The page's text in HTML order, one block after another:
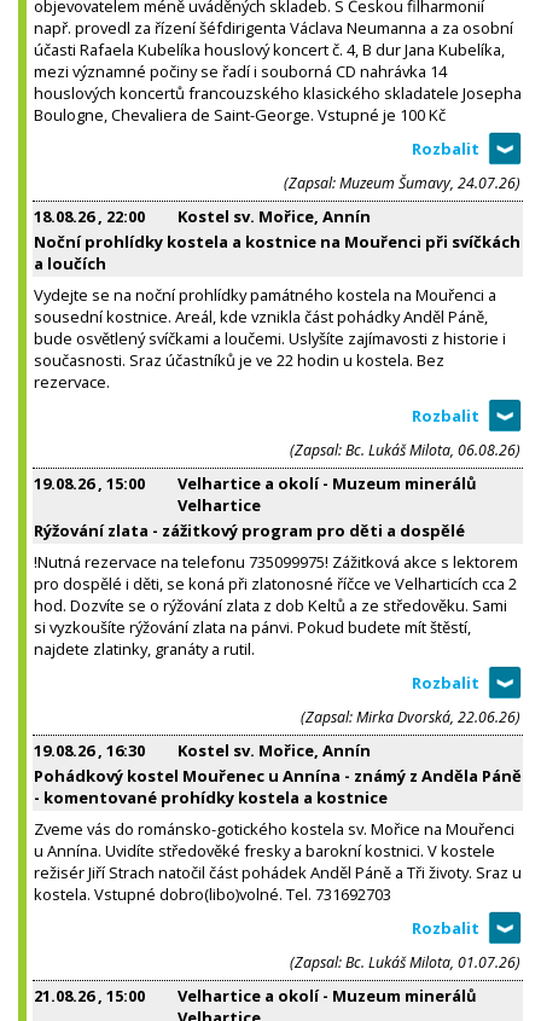
objevovatelem méně uváděných skladeb. S Českou filharmonií
např. provedl za řízení šéfdirigenta Václava Neumanna a za osobní
účasti Rafaela Kubelíka houslový koncert č. 4, B dur Jana Kubelíka,
mezi významné počiny se řadí i souborná CD nahrávka 14
houslových koncertů francouzského klasického skladatele Josepha
Boulogne, Chevaliera de Saint-George. Vstupné je 100 Kč
(Zapsal: Muzeum Šumavy, 24.07.26)
18.08.26, 22:00
Kostel sv. Mořice, Annín
Noční prohlídky kostela a kostnice na Mouřenci při svíčkách
a loučích
Vydejte se na noční prohlídky památného kostela na Mouřenci a
sousední kostnice. Areál, kde vznikla část pohádky Anděl Páně,
bude osvětlený svíčkami a loučemi. Uslyšíte zajímavosti z historie i
současnosti. Sraz účastníků je ve 22 hodin u kostela. Bez
rezervace.
(Zapsal: Bc. Lukáš Milota, 06.08.26)
19.08.26, 15:00
Velhartice a okolí - Muzeum minerálů
Velhartice
Rýžování zlata - zážitkový program pro děti a dospělé
!Nutná rezervace na telefonu 735099975! Zážitková akce s lektorem
pro dospělé i děti, se koná při zlatonosné říčce ve Velharticích cca 2
hod. Dozvíte se o rýžování zlata z dob Keltů a ze středověku. Sami
si vyzkoušíte rýžování zlata na pánvi. Pokud budete mít štěstí,
najdete zlatinky, granáty a rutil.
(Zapsal: Mirka Dvorská, 22.06.26)
19.08.26, 16:30
Kostel sv. Mořice, Annín
Pohádkový kostel Mouřenec u Annína - známý z Anděla Páně
- komentované prohídky kostela a kostnice
Zveme vás do románsko-gotického kostela sv. Mořice na Mouřenci
u Annína. Uvidíte středověké fresky a barokní kostnici. V kostele
režisér Jiří Strach natočil část pohádek Anděl Páně a Tři životy. Sraz u
kostela. Vstupné dobro(libo)volné. Tel. 731692703
(Zapsal: Bc. Lukáš Milota, 01.07.26)
21.08.26, 15:00
Velhartice a okolí - Muzeum minerálů